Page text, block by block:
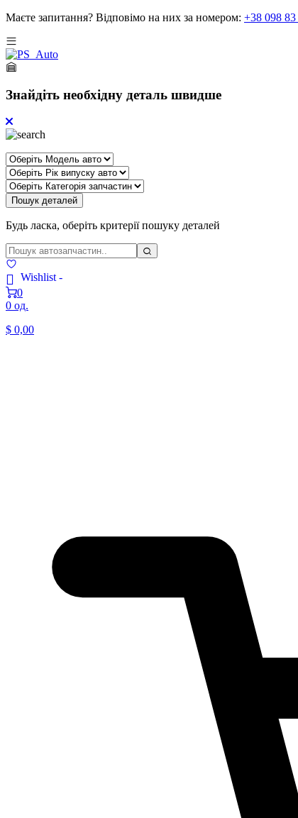
Маєте запитання? Відповімо на них за номером: +38 098
Знайдіть необхідну деталь швидше
Пошук деталей
Будь ласка, оберіть критерії пошуку деталей
Wishlist -
0
0 од.
$ 0,00